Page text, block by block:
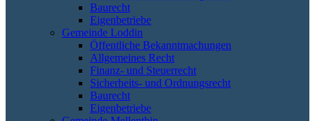
Baurecht
Eigenbetriebe
Gemeinde Loddin
Öffentliche Bekanntmachungen
Allgemeines Recht
Finanz- und Steuerrecht
Sicherheits- und Ordnungsrecht
Baurecht
Eigenbetriebe